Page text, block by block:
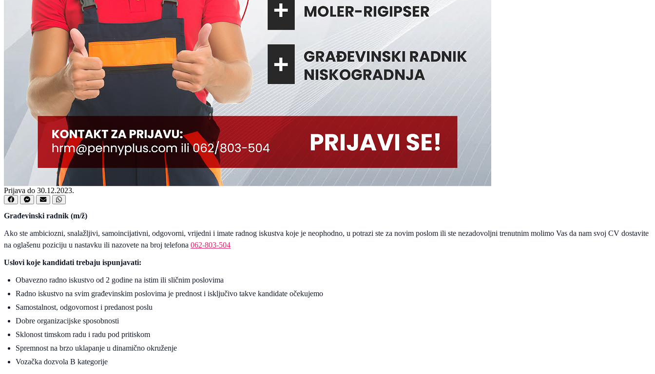
Prijava do 30.12.2023.
Građevinski radnik (m/ž)
Ako ste ambiciozni, snalažljivi, samoincijativni, odgovorni, vrijedni i imate radnog iskustva koje je neophodno, u potrazi ste za novim poslom ili ste nezadovoljni trenutnim molimo Vas da nam svoj CV dostavite
na oglašenu poziciju u nastavku ili nazovete na broj telefona 062-803-504
Uslovi koje kandidati trebaju ispunjavati:
Obavezno radno iskustvo od 2 godine na istim ili sličnim poslovima
Radno iskustvo na svim građevinskim poslovima je prednost i isključivo takve kandidate očekujemo
Samostalnost, odgovornost i predanost poslu
Dobre organizacijske sposobnosti
Sklonost timskom radu i radu pod pritiskom
Spremnost na brzo uklapanje u dinamično okruženje
Vozačka dozvola B kategorije